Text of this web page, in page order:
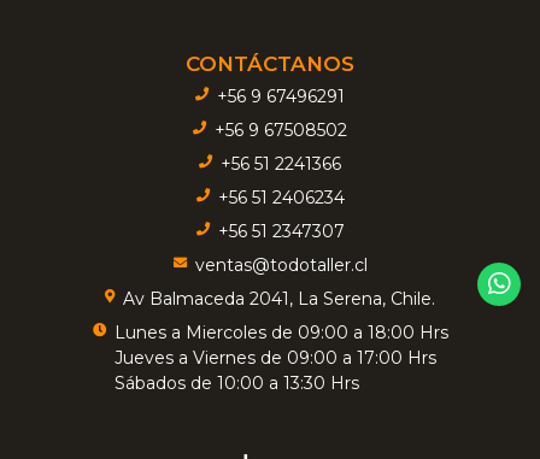
CONTÁCTANOS
+56 9 67496291
+56 9 67508502
+56 51 2241366
+56 51 2406234
+56 51 2347307
ventas@todotaller.cl
Av Balmaceda 2041, La Serena, Chile.
Lunes a Miercoles de 09:00 a 18:00 Hrs
Jueves a Viernes de 09:00 a 17:00 Hrs
Sábados de 10:00 a 13:30 Hrs